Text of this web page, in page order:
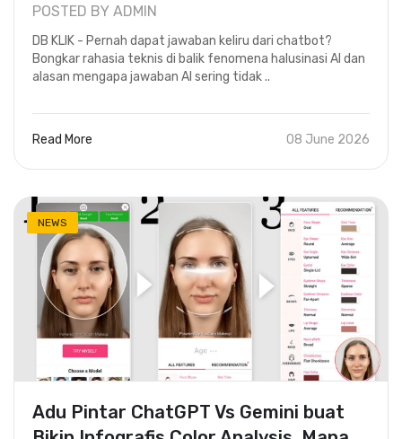
POSTED BY ADMIN
DB KLIK - Pernah dapat jawaban keliru dari chatbot?
Bongkar rahasia teknis di balik fenomena halusinasi AI dan
alasan mengapa jawaban AI sering tidak ..
Read More 08 June 2026
NEWS
Adu Pintar ChatGPT Vs Gemini buat